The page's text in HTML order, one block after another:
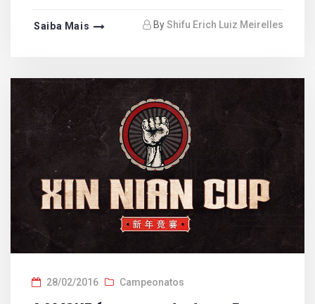
Saiba Mais ByShifu Erich Luiz Meirelles
28/02/2016 Campeonatos